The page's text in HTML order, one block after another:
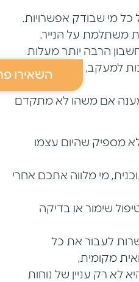
מי שבודק אפשרויות.
משתלמת על הנייר.
הרבה יותר מעלות
למעקב, שפה ושקיפות
אם משהו לא מתקדם
מספיק שהיום עצמו
מי מלווה אתכם אחרי
שימור או בדיקה
לעבור את כל
מקומית,
לא רק עניין של נוחות
השאירו